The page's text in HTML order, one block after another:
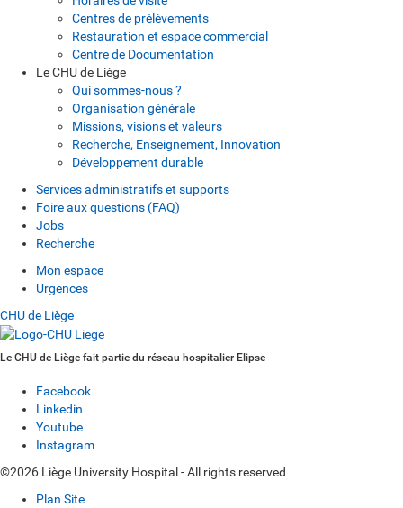
Centres de prélèvements
Restauration et espace commercial
Centre de Documentation
Le CHU de Liège
Qui sommes-nous ?
Organisation générale
Missions, visions et valeurs
Recherche, Enseignement, Innovation
Développement durable
Services administratifs et supports
Foire aux questions (FAQ)
Jobs
Recherche
Mon espace
Urgences
CHU de Liège
Le CHU de Liège fait partie du réseau hospitalier Elipse
Facebook
Linkedin
Youtube
Instagram
©2026 Liège University Hospital - All rights reserved
Plan Site